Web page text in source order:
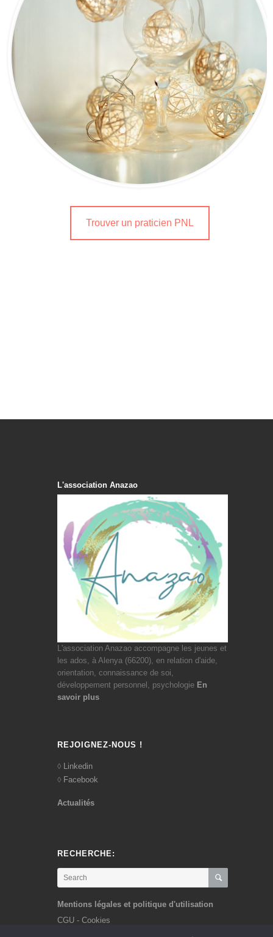
Trouver un praticien PNL
L'association Anazao
L'association Anazao accompagne les jeunes et
les ados, à Alenya (66200), en relation d'aide,
orientation, connaissance de soi,
développement personnel, psychologie En
savoir plus
REJOIGNEZ-NOUS !
Linkedin
Facebook
Actualités
RECHERCHE:
Mentions légales et politique d'utilisation
CGU - Cookies